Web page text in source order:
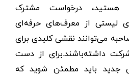
هستید، درخواست مشترک
لیستی از معرف‌های حرفه‌ای
می‌توانند نقشی کلیدی برای
داشته‌باشند.برای از دست
جدید باید مطمئن شوید که